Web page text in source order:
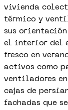
vivienda
térmico y
sus
el interior del
fresco en
activos como
ventiladores
cajas de
fachadas que